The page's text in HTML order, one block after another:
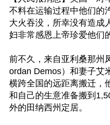
不料在运输过程中他们的
大火吞没，所幸没有造成
妇非常感恩上帝珍爱他们
前不久，来自亚利桑那州
ordan Demos）和妻子艾
横跨全国的远距离搬迁，
和自己的生意准备搬到
外的田纳西州定居。